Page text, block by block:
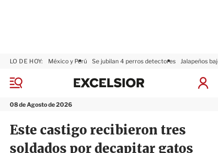
M
n
08 de Agosto de 2026
LO DE HOY: México y Perú Se jubilan 4 perros detectores Jalapeños
I
x
i
r
Este castigo recibieron tres
soldados por decapitar gatos